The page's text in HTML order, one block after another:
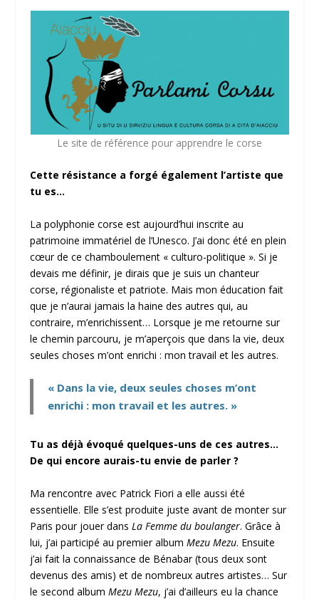
Le site de référence pour apprendre le corse
Cette résistance a forgé également l’artiste que
tu es…
La polyphonie corse est aujourd’hui inscrite au
patrimoine immatériel de l’Unesco. J’ai donc été en plein
cœur de ce chamboulement « culturo-politique ». Si je
devais me définir, je dirais que je suis un chanteur
corse, régionaliste et patriote. Mais mon éducation fait
que je n’aurai jamais la haine des autres qui, au
contraire, m’enrichissent… Lorsque je me retourne sur
le chemin parcouru, je m’aperçois que dans la vie, deux
seules choses m’ont enrichi : mon travail et les autres.
« Dans la vie, deux seules choses m’ont
enrichi : mon travail et les autres. »
Tu as déjà évoqué quelques-uns de ces autres…
De qui encore aurais-tu envie de parler ?
Ma rencontre avec Patrick Fiori a elle aussi été
essentielle. Elle s’est produite juste avant de monter sur
Paris pour jouer dans La Femme du boulanger. Grâce à
lui, j’ai participé au premier albumMezu Mezu. Ensuite
j’ai fait la connaissance de Bénabar (tous deux sont
devenus des amis) et de nombreux autres artistes… Sur
le second albumMezu Mezu, j’ai d’ailleurs eu la chance